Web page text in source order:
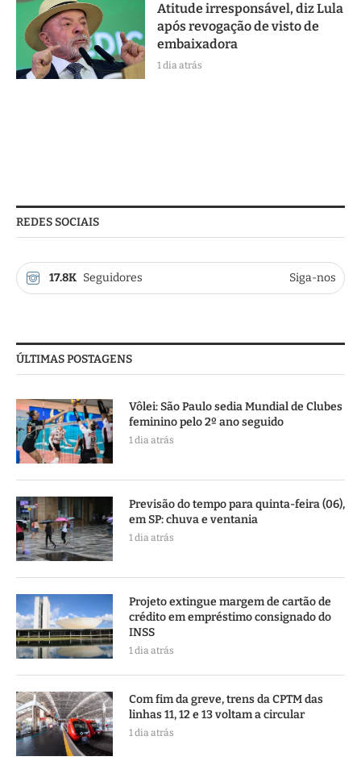
Atitude irresponsável, diz Lula
após revogação de visto de
embaixadora
1 dia atrás
REDES SOCIAIS
17.8K Seguidores Siga-nos
ÚLTIMAS POSTAGENS
Vôlei: São Paulo sedia Mundial de Clubes
feminino pelo 2º ano seguido
1 dia atrás
Previsão do tempo para quinta-feira (06),
em SP: chuva e ventania
1 dia atrás
Projeto extingue margem de cartão de
crédito em empréstimo consignado do
INSS
1 dia atrás
Com fim da greve, trens da CPTM das
linhas 11, 12 e 13 voltam a circular
1 dia atrás